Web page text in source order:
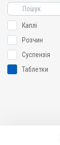
Каплі
Розчин
Суспензія
Таблетки